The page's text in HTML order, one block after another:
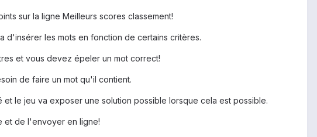
sur la ligne Meilleurs scores classement!
d'insérer les mots en fonction de certains critères.
et vous devez épeler un mot correct!
de faire un mot qu'il contient.
le jeu va exposer une solution possible lorsque cela est possible.
et de l'envoyer en ligne!